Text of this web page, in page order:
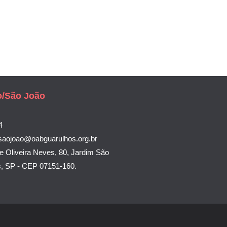
São João
Oliveira Neves, 80, Jardim São
SP - CEP 07151-160.